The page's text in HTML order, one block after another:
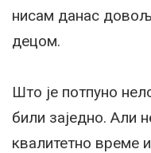
нисам данас
децом.
Што је потпуно
били заједно. Али
квалитетно време